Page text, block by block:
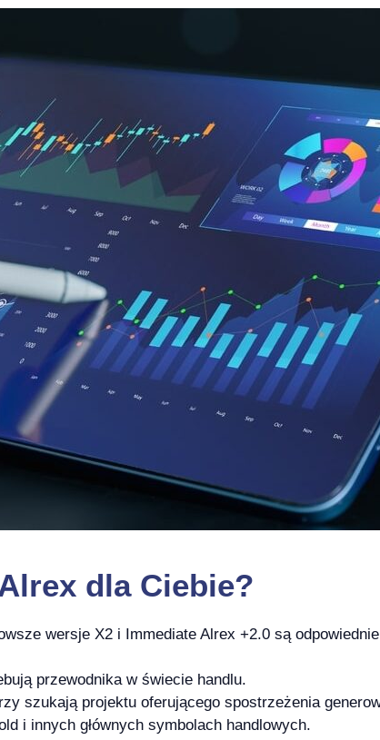
dla Ciebie?
wersje X2 i Immediate Alrex +2.0 są
przewodnika w świecie handlu.
szukają projektu oferującego spostrzeżenia
i innych głównych symbolach handlowych.